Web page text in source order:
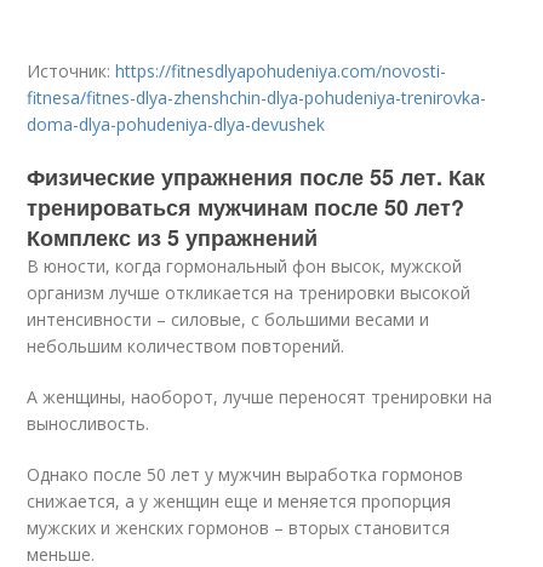
Источник:https://fitnesdlyapohudeniya.com/novosti-
fitnesa/fitnes-dlya-zhenshchin-dlya-pohudeniya-trenirovka-
doma-dlya-pohudeniya-dlya-devushek
Физические упражнения после 55 лет. Как
тренироваться мужчинам после 50 лет?
Комплекс из 5 упражнений
В юности, когда гормональный фон высок, мужской
организм лучше откликается на тренировки высокой
интенсивности – силовые, с большими весами и
небольшим количеством повторений.
А женщины, наоборот, лучше переносят тренировки на
выносливость.
Однако после 50 лет у мужчин выработка гормонов
снижается, а у женщин еще и меняется пропорция
мужских и женских гормонов – вторых становится
меньше.